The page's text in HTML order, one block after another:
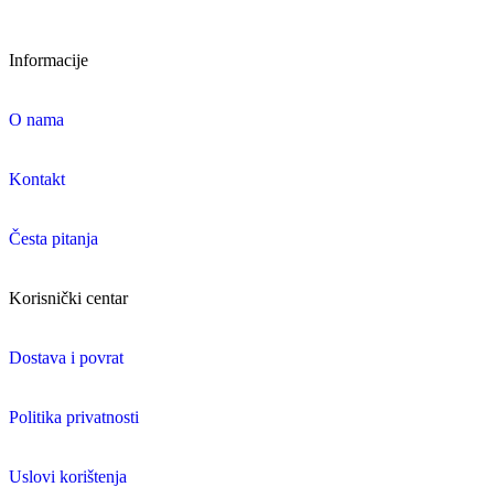
Informacije
O nama
Kontakt
Česta pitanja
Korisnički centar
Dostava i povrat
Politika privatnosti
Uslovi korištenja